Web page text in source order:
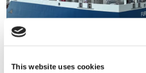
This website uses cookies
Fure Valentia har
– 19:e fartyget i